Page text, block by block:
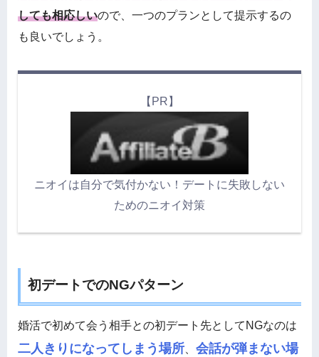
しても相応しいので、一つのプランとして提示するの
も良いでしょう。
【PR】
ニオイは自分で気付かない！デートに失敗しない
ためのニオイ対策
初デートでのNGパターン
婚活で初めて会う相手との初デート先としてNGなのは
二人きりになってしまう場所
会話が弾まない場